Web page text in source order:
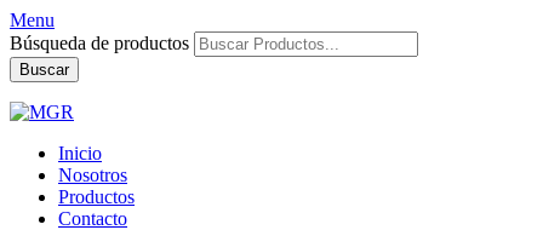
Menu
Búsqueda de productos
Buscar
Inicio
Nosotros
Productos
Contacto